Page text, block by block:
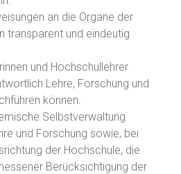
an die Organe der
transparent und eindeutig
und Hochschullehrer
Lehre, Forschung und
können.
Selbstverwaltung
und Forschung sowie, bei
der Hochschule, die
Berücksichtigung der